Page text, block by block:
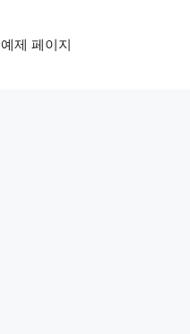
예제 페이지